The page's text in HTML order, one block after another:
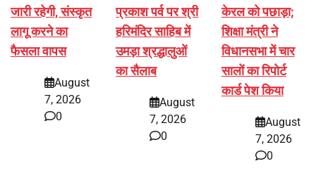
जारी रहेगी, संस्कृत
लागू करने का
फैसला वापस
August
7, 2026
0
प्रकाश पर्व पर श्री
हरिमंदिर साहिब में
उमड़ा श्रद्धालुओं
का सैलाब
August
7, 2026
0
केरल को पछाड़ा;
शिक्षा मंत्री ने
विधानसभा में चार
सालों का रिपोर्ट
कार्ड पेश किया
August
7, 2026
0